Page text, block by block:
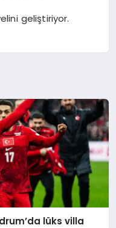
geliştiriyor.
lüks villa